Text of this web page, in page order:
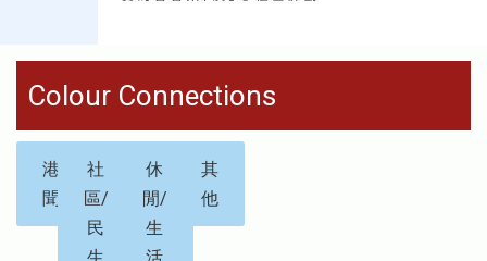
Colour Connections
港
聞
社
區/
民
休
閒/
生
其
他